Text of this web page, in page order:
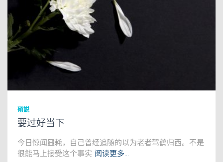
碩説
要过好当下
今日惊闻噩耗，自己曾经追随的以为老者驾鹤归西。不是
很能马上接受这个事实 阅读更多…